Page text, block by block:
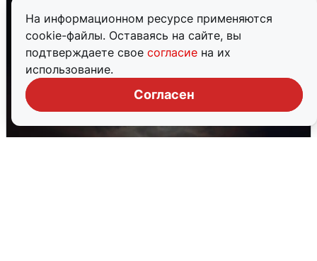
На информационном ресурсе применяются
cookie-файлы. Оставаясь на сайте, вы
подтверждаете свое согласие на их
использование.
Согласен